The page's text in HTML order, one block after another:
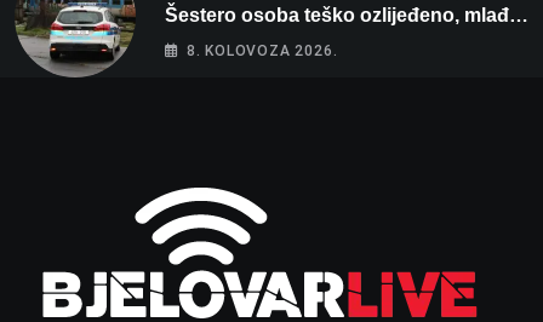
Šestero osoba teško ozlijeđeno, mlađa
žena na intenzivnoj
8. KOLOVOZA 2026.